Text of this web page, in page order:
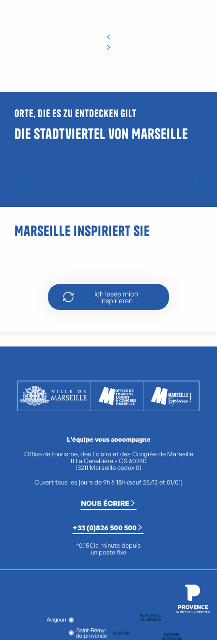
Orte, die es zu entdecken gilt
Die Stadtviertel von Marseille
Marseille inspiriert Sie
Ich lasse mich
inspirieren
L'équipe vous accompagne
Office de tourisme, des Loisirs et des Congrès de Marseille
11 La Canebière - CS 60340
13211 Marseille cedex 01
Ouvert tous les jours de 9h à 18h (sauf 25/12 et 01/01)
NOUS ÉCRIRE
+33 (0)826 500 500
*0,15€ la minute depuis
un poste fixe